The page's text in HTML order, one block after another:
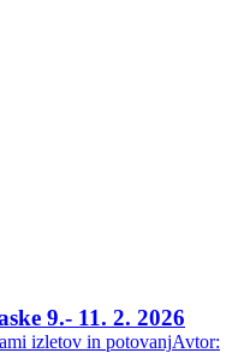
9.- 11. 2. 2026
izletov in potovanjAvtor: